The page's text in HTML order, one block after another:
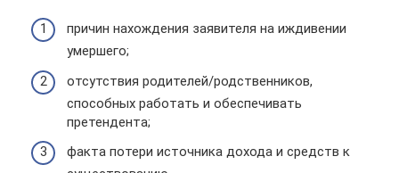
причин нахождения заявителя на иждивении
умершего;
отсутствия родителей/родственников,
способных работать и обеспечивать
претендента;
факта потери источника дохода и средств к